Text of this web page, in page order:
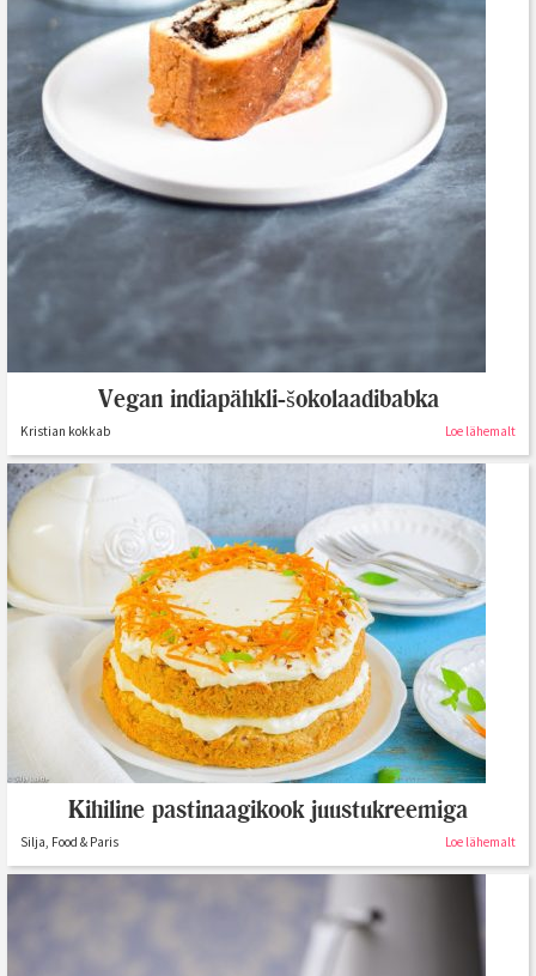
Vegan indiapähkli-šokolaadibabka
Kristian kokkab Loe lähemalt
Kihiline pastinaagikook juustukreemiga
Silja, Food & Paris Loe lähemalt